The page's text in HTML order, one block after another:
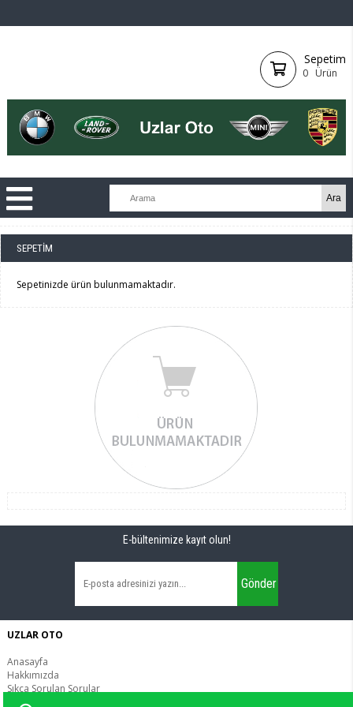
Sepetim
0 Ürün
SEPETIM
Sepetinizde ürün bulunmamaktadır.
E-bültenimize kayıt olun!
Gönder
UZLAR OTO
Anasayfa
Hakkımızda
Sıkça Sorulan Sorular
İletişim